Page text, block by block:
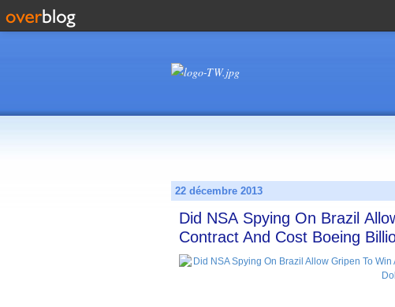
22 décembre 2013
Did NSA Spying On Brazil
Contract And Cost Boeing